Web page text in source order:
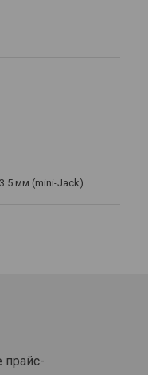
мм (mini-Jack)